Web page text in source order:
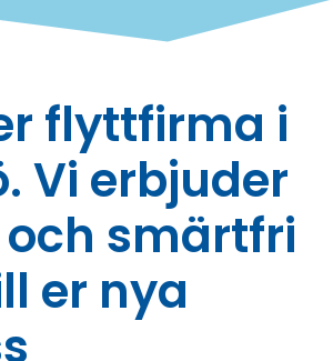
flyttfirma i
Vi erbjuder
smärtfri
er nya